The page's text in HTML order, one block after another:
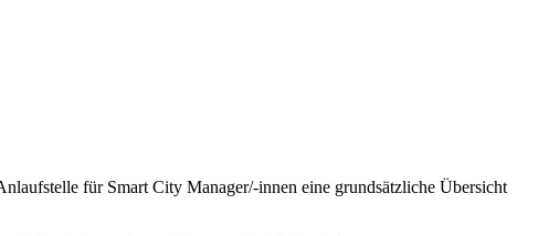
für Smart City Manager/-innen eine grundsätzliche Übersicht